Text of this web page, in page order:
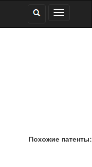
Похожие патенты: